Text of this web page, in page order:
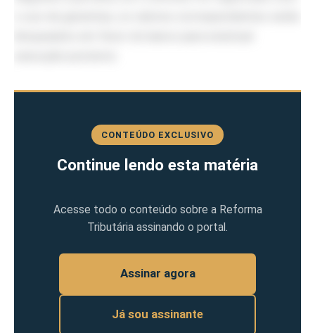
CONTEÚDO EXCLUSIVO
Continue lendo esta matéria
Acesse todo o conteúdo sobre a Reforma
Tributária assinando o portal.
Assinar agora
Já sou assinante